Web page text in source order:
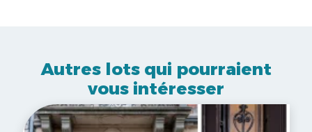
Autres lots qui pourraient
vous intéresser